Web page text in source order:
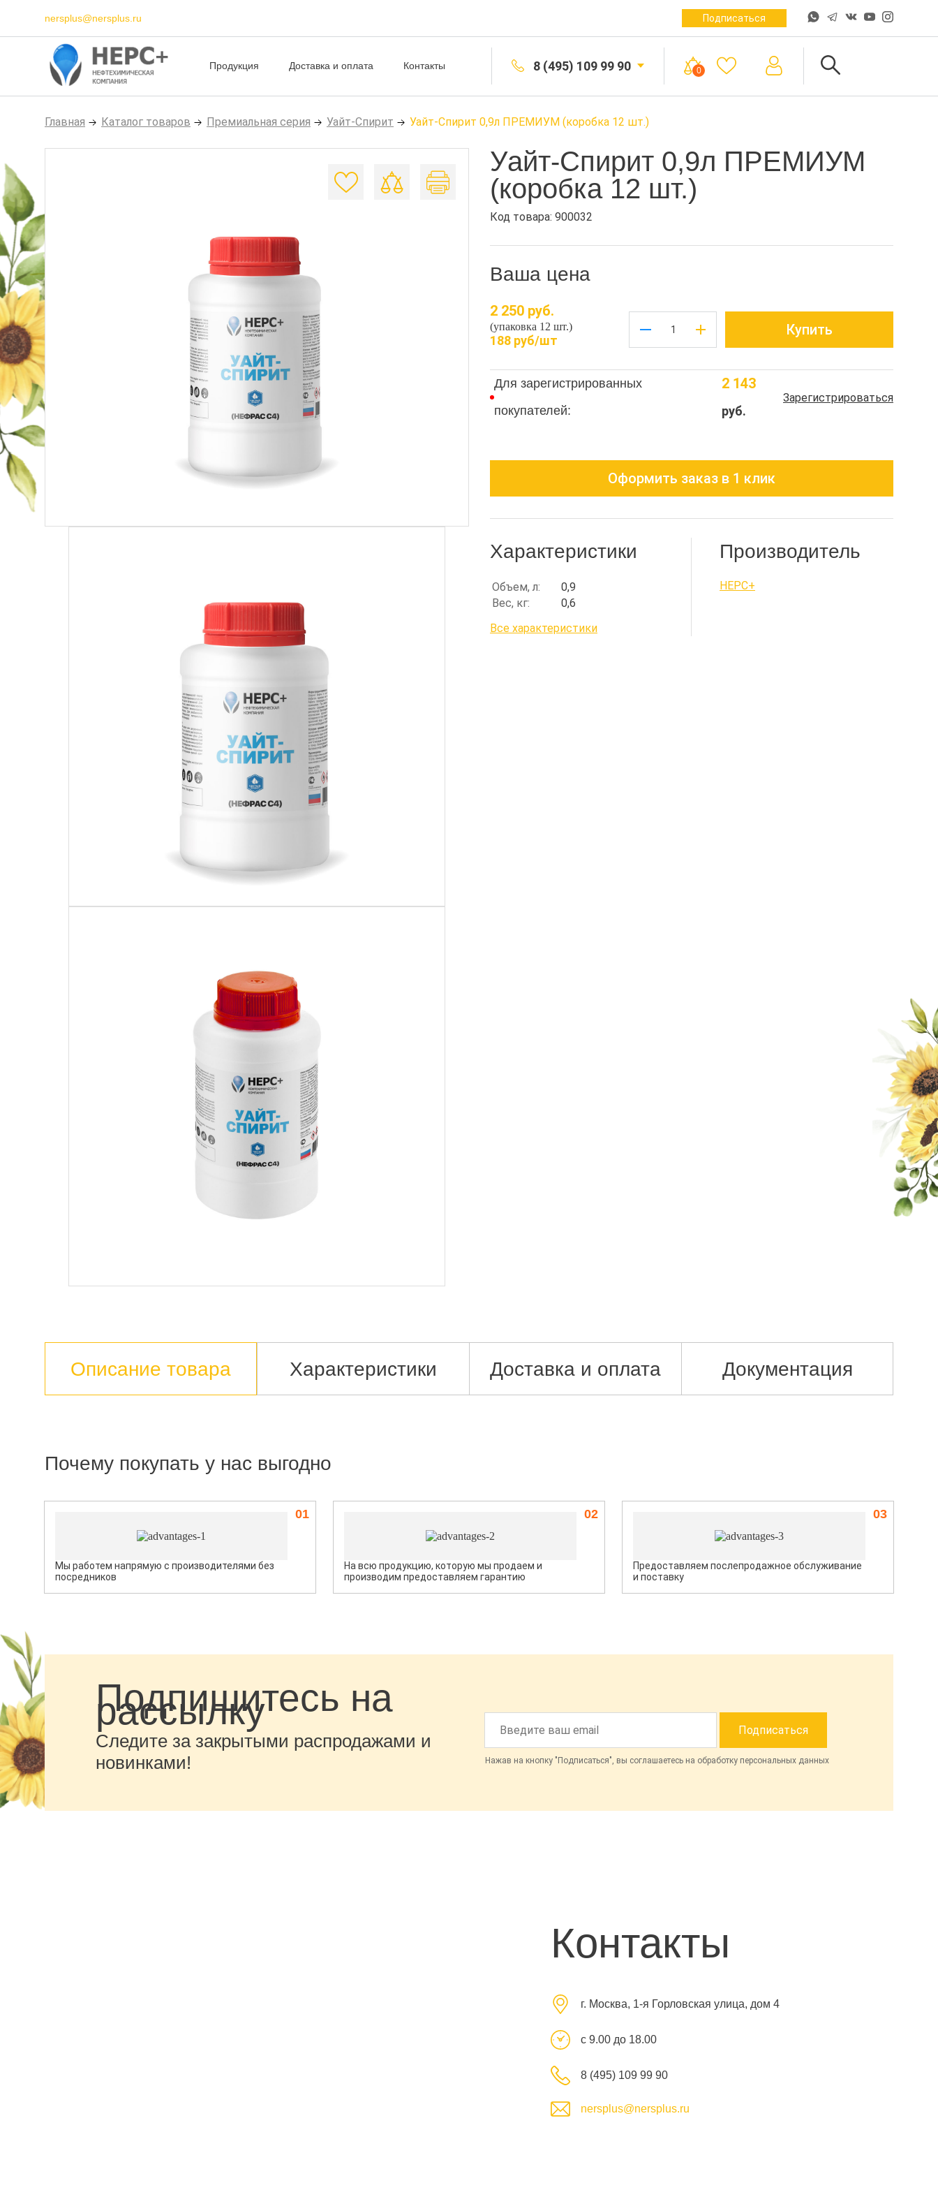
nersplus@nersplus.ru Подписаться
Продукция Доставка и оплата Контакты 8 (495) 109 99 90 0
Главная Каталог товаров Премиальная серия Уайт-Спирит Уайт-Спирит 0,9л ПРЕМИУМ (коробка 12 шт.)
Уайт-Спирит 0,9л ПРЕМИУМ
(коробка 12 шт.)
Код товара: 900032
Ваша цена
2 250 руб.
(упаковка 12 шт.)
188 руб/шт
Купить
Для зарегистрированных
покупателей:
2 143
руб.
Зарегистрироваться
Оформить заказ в 1 клик
Характеристики
Объем, л:
0,9
Вес, кг:
0,6
Все характеристики
Производитель
НЕРС+
Описание товара Характеристики Доставка и оплата Документация
Почему покупать у нас выгодно
Мы работем напрямую с производителями без
посредников
01
На всю продукцию, которую мы продаем и
производим предоставляем гарантию
02
Предоставляем послепродажное обслуживание
и поставку
03
Подпишитесь на
рассылку
Следите за закрытыми распродажами и
новинками!
Нажав на кнопку "Подписаться", вы соглашаетесь на обработку персональных данных
Контакты
г. Москва, 1-я Горловская улица, дом 4
с 9.00 до 18.00
8 (495) 109 99 90
nersplus@nersplus.ru